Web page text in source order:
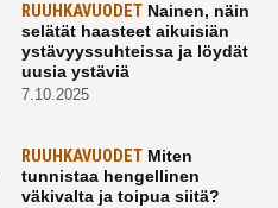
RUUHKAVUODETNainen, näin
selätät haasteet aikuisiän
ystävyyssuhteissa ja löydät
uusia ystäviä
7.10.2025
RUUHKAVUODETMiten
tunnistaa hengellinen
väkivalta ja toipua siitä?